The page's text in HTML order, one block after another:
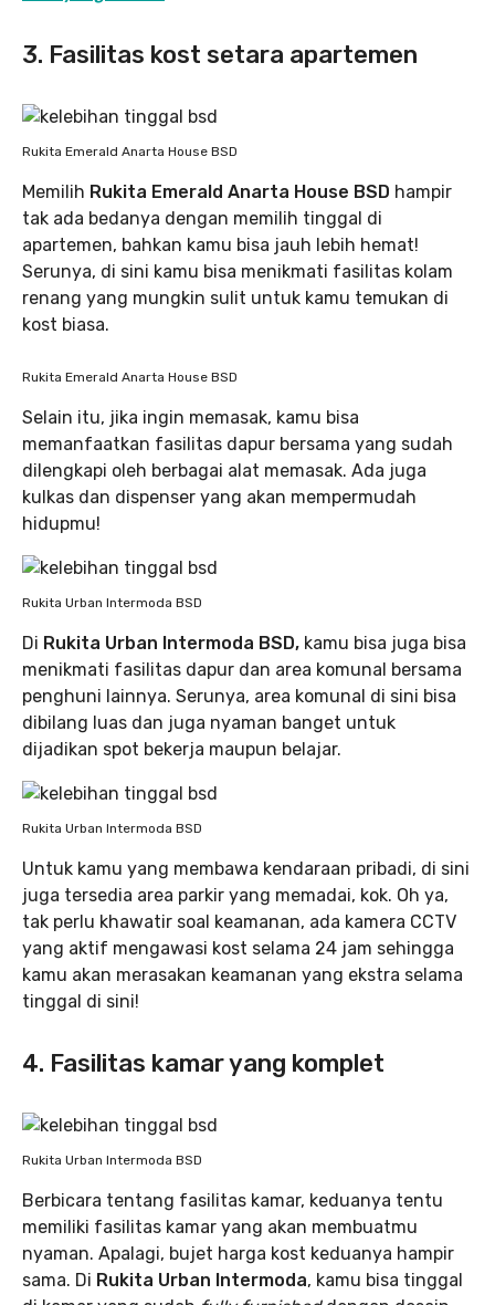
3. Fasilitas kost setara apartemen
Rukita Emerald Anarta House BSD
Memilih Rukita Emerald Anarta House BSD hampir
tak ada bedanya dengan memilih tinggal di
apartemen, bahkan kamu bisa jauh lebih hemat!
Serunya, di sini kamu bisa menikmati fasilitas kolam
renang yang mungkin sulit untuk kamu temukan di
kost biasa.
Rukita Emerald Anarta House BSD
Selain itu, jika ingin memasak, kamu bisa
memanfaatkan fasilitas dapur bersama yang sudah
dilengkapi oleh berbagai alat memasak. Ada juga
kulkas dan dispenser yang akan mempermudah
hidupmu!
Rukita Urban Intermoda BSD
Di Rukita Urban Intermoda BSD, kamu bisa juga bisa
menikmati fasilitas dapur dan area komunal bersama
penghuni lainnya. Serunya, area komunal di sini bisa
dibilang luas dan juga nyaman banget untuk
dijadikan spot bekerja maupun belajar.
Rukita Urban Intermoda BSD
Untuk kamu yang membawa kendaraan pribadi, di sini
juga tersedia area parkir yang memadai, kok. Oh ya,
tak perlu khawatir soal keamanan, ada kamera CCTV
yang aktif mengawasi kost selama 24 jam sehingga
kamu akan merasakan keamanan yang ekstra selama
tinggal di sini!
4. Fasilitas kamar yang komplet
Rukita Urban Intermoda BSD
Berbicara tentang fasilitas kamar, keduanya tentu
memiliki fasilitas kamar yang akan membuatmu
nyaman. Apalagi, bujet harga kost keduanya hampir
sama. Di Rukita Urban Intermoda, kamu bisa tinggal